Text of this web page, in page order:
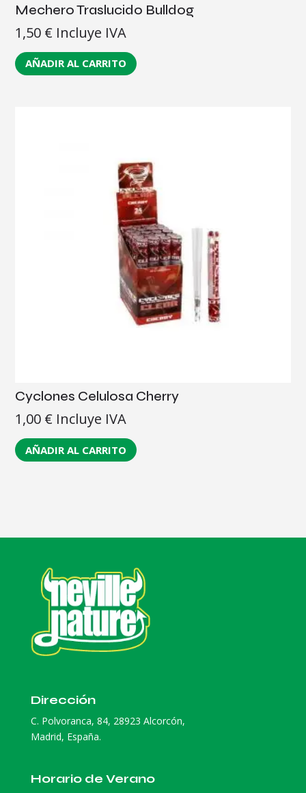
Mechero Traslucido Bulldog
1,50 € Incluye IVA
AÑADIR AL CARRITO
Cyclones Celulosa Cherry
1,00 € Incluye IVA
AÑADIR AL CARRITO
Dirección
C. Polvoranca, 84, 28923 Alcorcón,
Madrid, España.
Horario de Verano